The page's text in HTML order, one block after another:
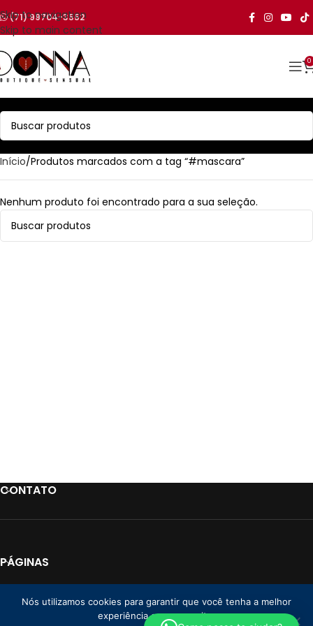
Skip to navigation
Skip to main content
(71) 99704-3552
0
Início Produtos marcados com a tag “#mascara”
Nenhum produto foi encontrado para a sua seleção.
CONTATO
PÁGINAS
Nós utilizamos cookies para garantir que você tenha a melhor
experiência em nosso site.